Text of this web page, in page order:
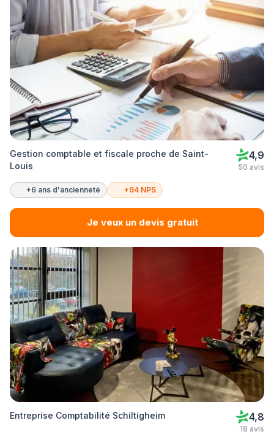
Gestion comptable et fiscale proche de Saint-
Louis
4,9
50 avis
+6 ans d'ancienneté +94 NPS
Je veux un devis gratuit
Entreprise Comptabilité Schiltigheim 4,8
18 avis